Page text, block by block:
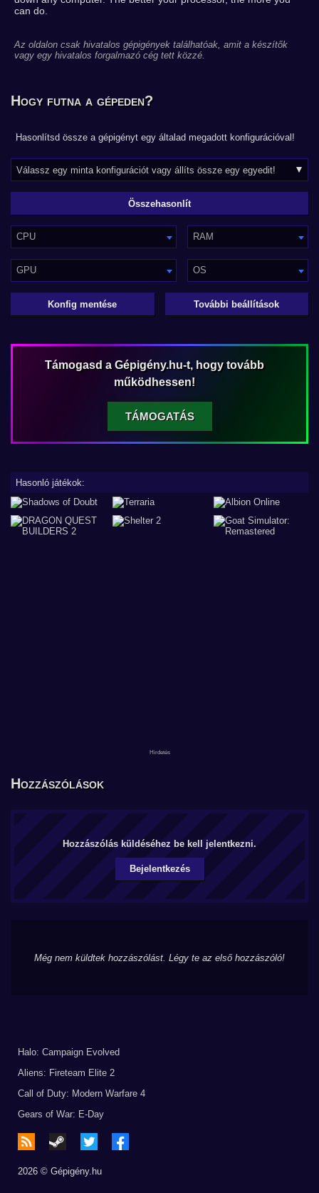
can do.
Az oldalon csak hivatalos gépigények találhatóak, amit a készítők
vagy egy hivatalos forgalmazó cég tett közzé.
Hogy futna a gépeden?
Hasonlítsd össze a gépigényt egy általad megadott konfigurációval!
CPU RAM
GPU OS
Konfig mentése További beállítások
Támogasd a Gépigény.hu-t, hogy tovább
működhessen!
TÁMOGATÁS
Hasonló játékok:
Hozzászólások
Hozzászólás küldéséhez be kell jelentkezni.
Bejelentkezés
Még nem küldtek hozzászólást. Légy te az első hozzászóló!
Halo: Campaign Evolved
Aliens: Fireteam Elite 2
Call of Duty: Modern Warfare 4
Gears of War: E-Day
2026 © Gépigény.hu